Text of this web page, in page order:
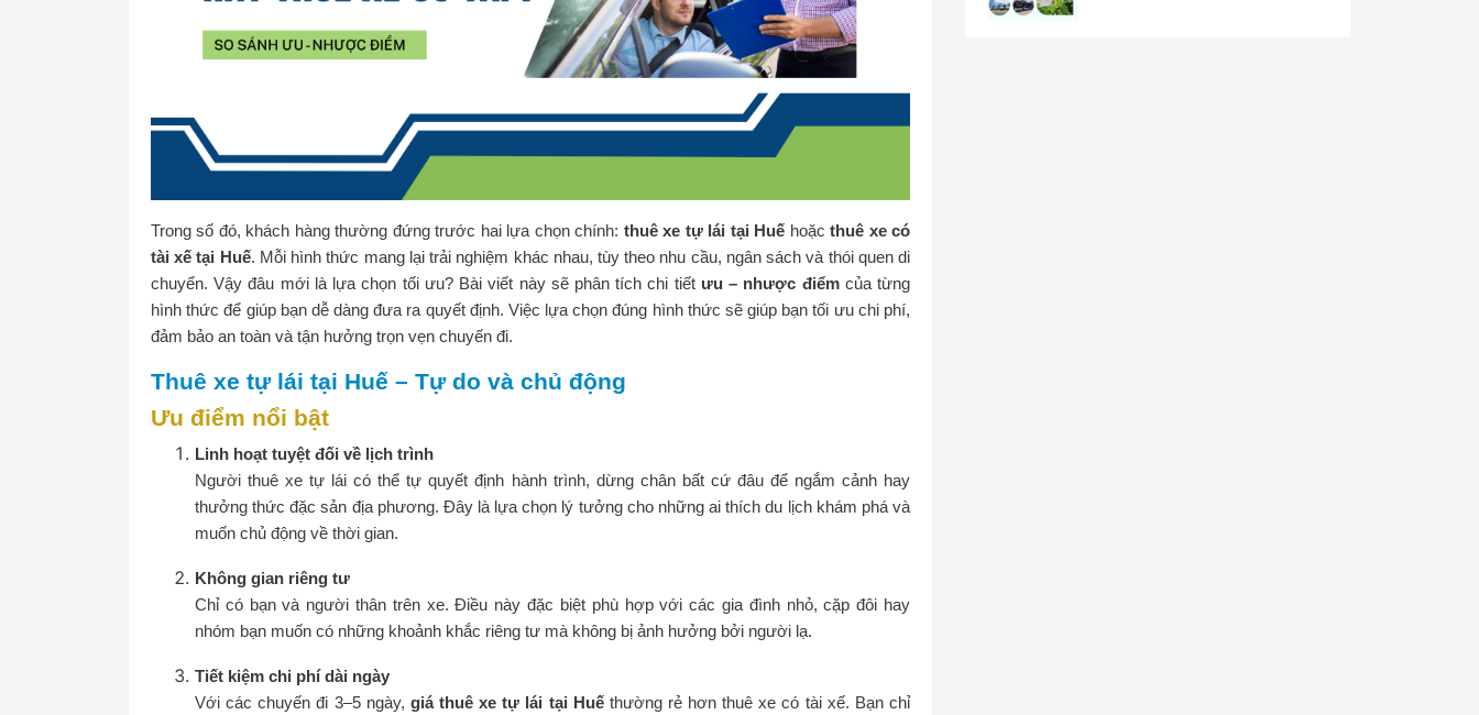
Trong số đó, khách hàng thường đứng trước hai lựa chọn chính: thuê xe tự lái tại Huế hoặcthuê xe có
tài xế tại Huế. Mỗi hình thức mang lại trải nghiệm khác nhau, tùy theo nhu cầu, ngân sách và thói quen di
chuyển. Vậy đâu mới là lựa chọn tối ưu? Bài viết này sẽ phân tích chi tiết ưu – nhược điểmcủa từng
hình thức để giúp bạn dễ dàng đưa ra quyết định. Việc lựa chọn đúng hình thức sẽ giúp bạn tối ưu chi phí,
đảm bảo an toàn và tận hưởng trọn vẹn chuyến đi.
Thuê xe tự lái tại Huế – Tự do và chủ động
Ưu điểm nổi bật
Linh hoạt tuyệt đối về lịch trình
Người thuê xe tự lái có thể tự quyết định hành trình, dừng chân bất cứ đâu để ngắm cảnh hay
thưởng thức đặc sản địa phương. Đây là lựa chọn lý tưởng cho những ai thích du lịch khám phá và
muốn chủ động về thời gian.
Không gian riêng tư
Chỉ có bạn và người thân trên xe. Điều này đặc biệt phù hợp với các gia đình nhỏ, cặp đôi hay
nhóm bạn muốn có những khoảnh khắc riêng tư mà không bị ảnh hưởng bởi người lạ.
Tiết kiệm chi phí dài ngày
Với các chuyến đi 3–5 ngày, giá thuê xe tự lái tại Huếthường rẻ hơn thuê xe có tài xế. Bạn chỉ